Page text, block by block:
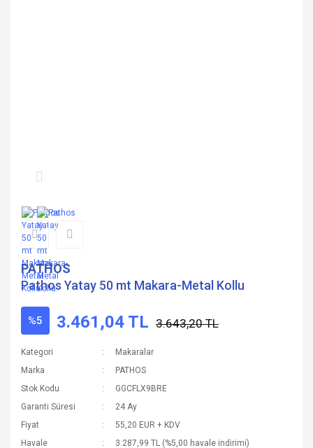
PATHOS
Pathos Yatay 50 mt Makara-Metal Kollu
%5 3.461,04 TL 3.643,20 TL
Kategori
Makaralar
Marka
PATHOS
Stok Kodu
GGCFLX9BRE
Garanti Süresi
24 Ay
Fiyat
55,20 EUR + KDV
Havale
3.287,99 TL (%5,00 havale indirimi)